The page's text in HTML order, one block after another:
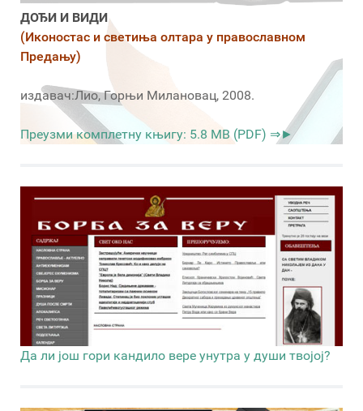
ДОЂИ И ВИДИ
(Иконостас и светиња олтара у православном
Предању)
издавач:Лио, Горњи Милановац, 2008.
Преузми комплетну књигу: 5.8 MB (PDF) ⇒►
Да ли још гори кандило вере унутра у души твојој?